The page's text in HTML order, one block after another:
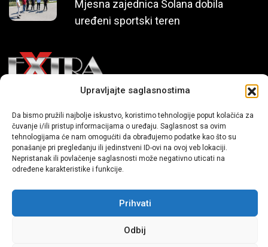
Upravljajte saglasnostima
Da bismo pružili najbolje iskustvo, koristimo tehnologije poput kolačića za
čuvanje i/ili pristup informacijama o uređaju. Saglasnost sa ovim
tehnologijama će nam omogućiti da obrađujemo podatke kao što su
ponašanje pri pregledanju ili jedinstveni ID-ovi na ovoj veb lokaciji.
Nepristanak ili povlačenje saglasnosti može negativno uticati na
određene karakteristike i funkcije.
Prihvati
Odbij
Mjesna zajednica Solana dobila
uređeni sportski teren
priče iz života, svijeta showbiza, lifestyle-a i popularne kulture.
Sva prava zadržana | extra.ba by profm.ba